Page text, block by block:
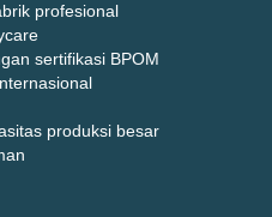
profesional
sertifikasi BPOM
produksi besar